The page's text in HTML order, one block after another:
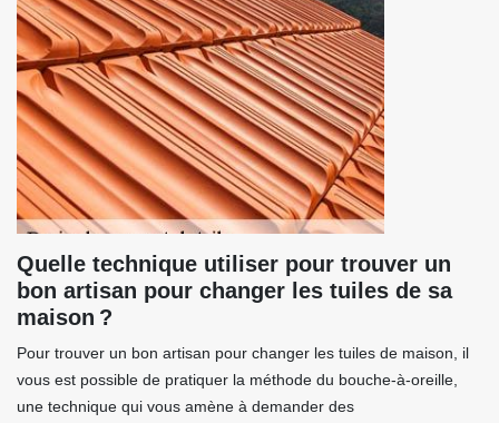
Quelle technique utiliser pour trouver un
bon artisan pour changer les tuiles de sa
maison ?
Pour trouver un bon artisan pour changer les tuiles de maison, il
vous est possible de pratiquer la méthode du bouche-à-oreille,
une technique qui vous amène à demander des